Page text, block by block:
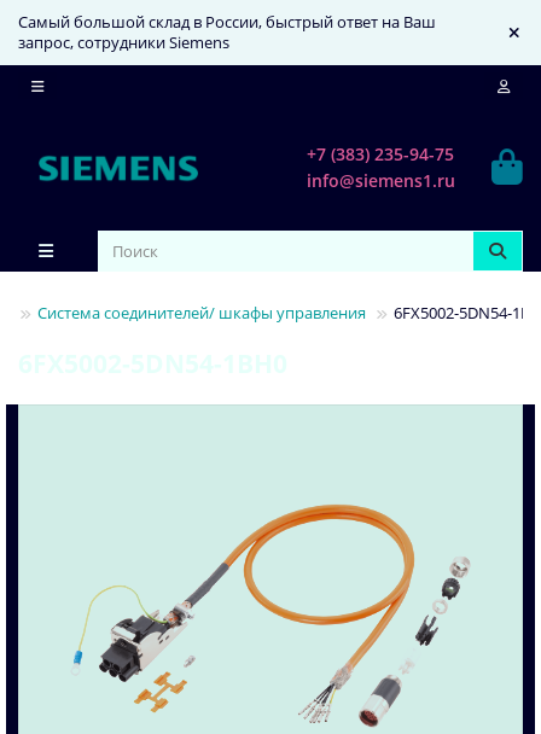
Самый большой склад в России, быстрый ответ на Ваш
запрос, сотрудники Siemens
+7 (383) 235-94-75
info@siemens1.ru
Система соединителей/ шкафы управления 6FX5002-5DN54-
6FX5002-5DN54-1BH0